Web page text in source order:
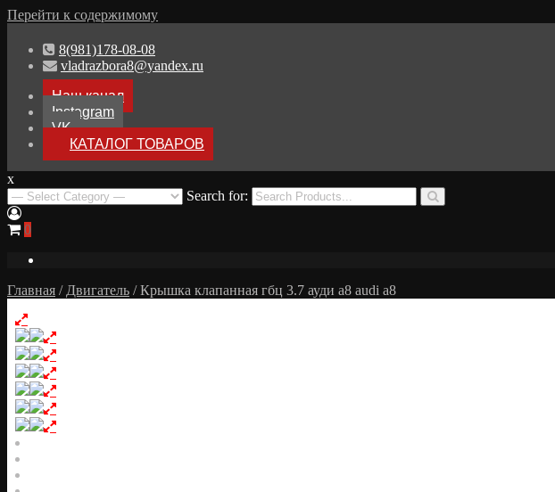
Перейти к содержимому
8(981)178-08-08
vladrazbora8@yandex.ru
Наш канал
Instagram
VK
КАТАЛОГ ТОВАРОВ
Разбор Ауди А8
Разборка Audi A8 D3
x
Search for:
0
Главная / Двигатель / Крышка клапанная гбц 3.7 ауди а8 audi a8